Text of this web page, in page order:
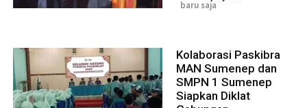
baru saja
Kolaborasi Paskibra
MAN Sumenep dan
SMPN 1 Sumenep
Siapkan Diklat